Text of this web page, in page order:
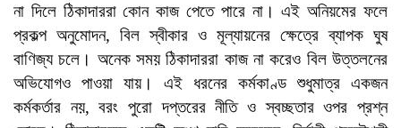
না দিলে ঠিকাদাররা কোন কাজ পেতে পারে না। এই অনিয়মের ফলে
প্রকল্প অনুমোদন, বিল স্বীকার ও মূল্যায়নের ক্ষেত্রে ব্যাপক ঘুষ
বাণিজ্য চলে। অনেক সময় ঠিকাদাররা কাজ না করেও বিল উত্তলনের
অভিযোগও পাওয়া যায়। এই ধরনের কর্মকাণ্ড শুধুমাত্র একজন
কর্মকর্তার নয়, বরং পুরো দপ্তরের নীতি ও স্বচ্ছতার ওপর প্রশ্ন